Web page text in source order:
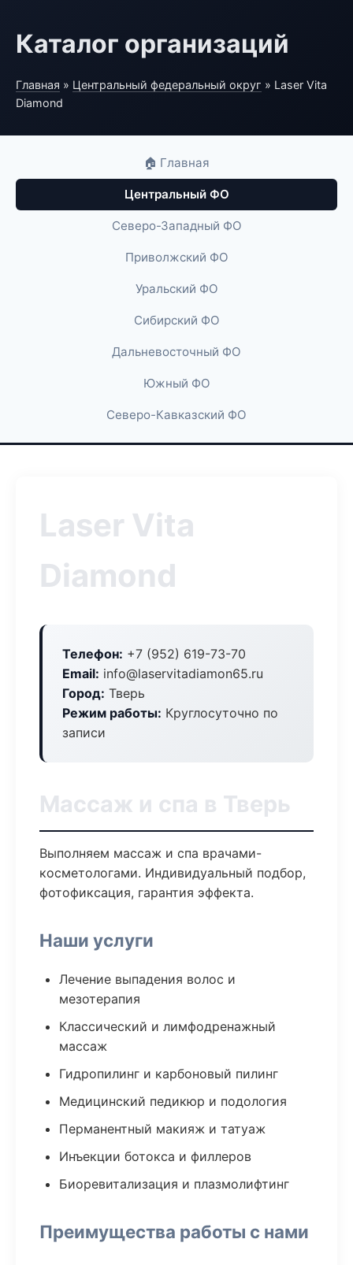
Каталог организаций
Главная » Центральный федеральный округ » Laser Vita
Diamond
🏠 Главная
Центральный ФО
Северо-Западный ФО
Приволжский ФО
Уральский ФО
Сибирский ФО
Дальневосточный ФО
Южный ФО
Северо-Кавказский ФО
Laser Vita
Diamond
Телефон: +7 (952) 619-73-70
Email: info@laservitadiamon65.ru
Город: Тверь
Режим работы: Круглосуточно по
записи
Массаж и спа в Тверь
Выполняем массаж и спа врачами-
косметологами. Индивидуальный подбор,
фотофиксация, гарантия эффекта.
Наши услуги
Лечение выпадения волос и
мезотерапия
Классический и лимфодренажный
массаж
Гидропилинг и карбоновый пилинг
Медицинский педикюр и подология
Перманентный макияж и татуаж
Инъекции ботокса и филлеров
Биоревитализация и плазмолифтинг
Преимущества работы с нами